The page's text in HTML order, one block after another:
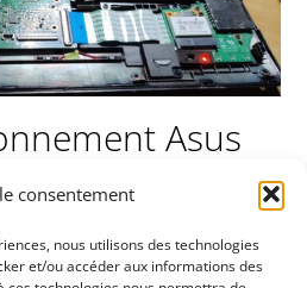
consentement
nous utilisons des technologies
et/ou accéder aux informations des
Asus
2022